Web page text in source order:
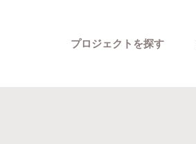
プロジェクトを探す